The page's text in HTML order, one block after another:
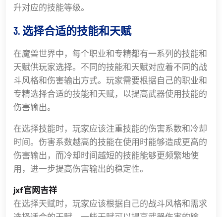
升对应的技能等级。
3. 选择合适的技能和天赋
在魔兽世界中，每个职业和专精都有一系列的技能和
天赋供玩家选择。不同的技能和天赋对应着不同的战
斗风格和伤害输出方式。玩家需要根据自己的职业和
专精选择合适的技能和天赋，以提高武器使用技能的
伤害输出。
在选择技能时，玩家应该注重技能的伤害系数和冷却
时间。伤害系数越高的技能在使用时能够造成更高的
伤害输出，而冷却时间越短的技能能够更频繁地使
用，进一步提高伤害输出的稳定性。
jxf官网吉祥
在选择天赋时，玩家应该根据自己的战斗风格和需求